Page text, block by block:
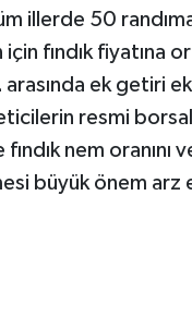
illerde 50
için fındık fiyatına
arasında ek getiri
resmi
nem oranını
büyük önem arz